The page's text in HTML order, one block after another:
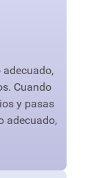
adecuado,
Cuando
y pasas
adecuado,